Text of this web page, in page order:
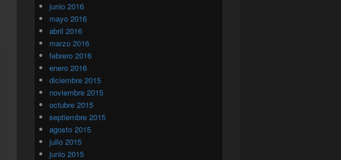
junio 2016
mayo 2016
abril 2016
marzo 2016
febrero 2016
enero 2016
diciembre 2015
noviembre 2015
octubre 2015
septiembre 2015
agosto 2015
julio 2015
junio 2015